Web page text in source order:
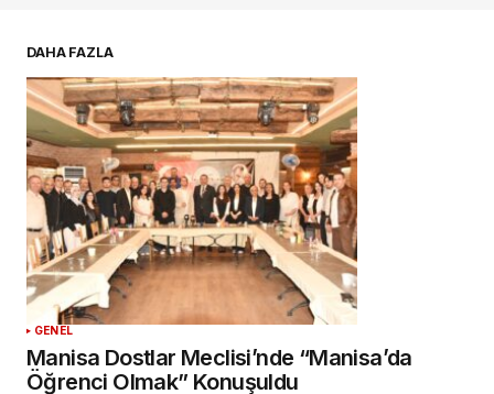
Daha sonraki yorumlarımda kullanılması için
adım, e-posta adresim ve site adresim bu
tarayıcıya kaydedilsin.
YORUM GÖNDER
DAHA FAZLA
GENEL
Manisa Dostlar Meclisi’nde “Manisa’da
Öğrenci Olmak” Konuşuldu